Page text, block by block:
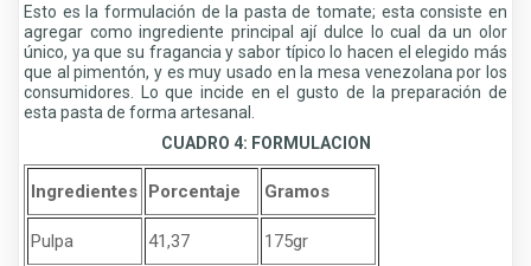
Esto es la formulación de la pasta de tomate; esta consiste en
agregar como ingrediente principal ají dulce lo cual da un olor
único, ya que su fragancia y sabor típico lo hacen el elegido más
que al pimentón, y es muy usado en la mesa venezolana por los
consumidores. Lo que incide en el gusto de la preparación de
esta pasta de forma artesanal.
CUADRO 4: FORMULACION
Ingredientes Porcentaje Gramos
Pulpa 41,37 175gr